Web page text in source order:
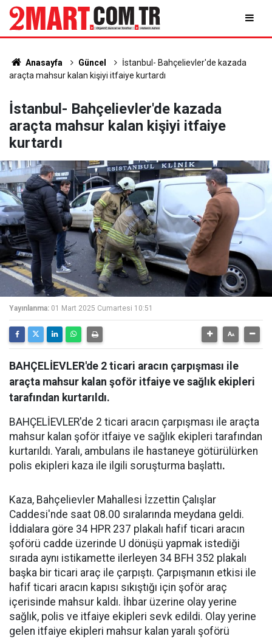
Anasayfa Güncel
İstanbul- Bahçelievler'de kazada
araçta mahsur kalan kişiyi itfaiye kurtardı
İstanbul- Bahçelievler'de kazada
araçta mahsur kalan kişiyi itfaiye
kurtardı
Yayınlanma: 01 Mart 2025 Cumartesi 10:51
BAHÇELİEVLER'de 2 ticari aracın çarpışması ile
araçta mahsur kalan şoför itfaiye ve sağlık ekipleri
tarafından kurtarıldı.
BAHÇELİEVLER'de 2 ticari aracın çarpışması ile araçta
mahsur kalan şoför itfaiye ve sağlık ekipleri tarafından
kurtarıldı. Yaralı, ambulans ile hastaneye götürülürken
polis ekipleri kaza ile ilgili soruşturma başlattı.
Kaza, Bahçelievler Mahallesi İzzettin Çalışlar
Caddesi'nde saat 08.00 sıralarında meydana geldi.
İddialara göre 34 HPR 237 plakalı hafif ticari aracın
şoförü cadde üzerinde U dönüşü yapmak istediği
sırada aynı istikamette ilerleyen 34 BFH 352 plakalı
başka bir ticari araç ile çarpıştı. Çarpışmanın etkisi ile
hafif ticari aracın kapısı sıkıştığı için şoför araç
içerisinde mahsur kaldı. İhbar üzerine olay yerine
sağlık, polis ve itfaiye ekipleri sevk edildi. Olay yerine
gelen itfaiye ekipleri mahsur kalan yaralı şoförü